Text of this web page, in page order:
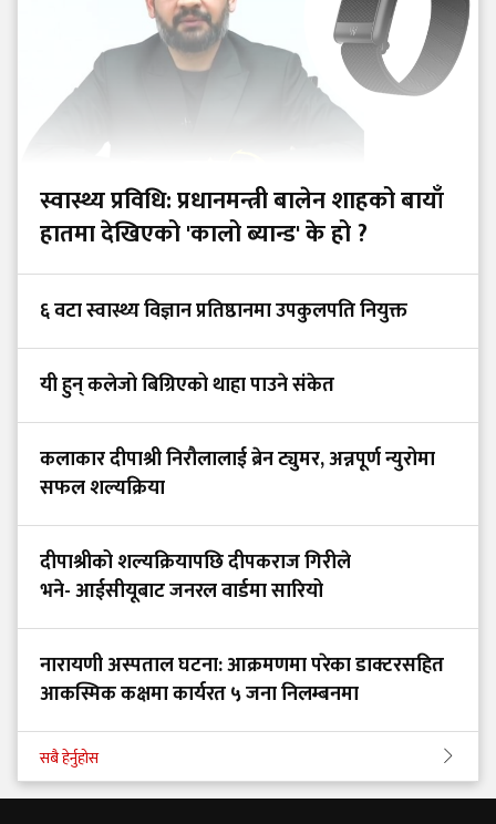
स्वास्थ्य प्रविधि: प्रधानमन्त्री बालेन शाहको बायाँ
हातमा देखिएको 'कालो ब्यान्ड' के हो ?
६ वटा स्वास्थ्य विज्ञान प्रतिष्ठानमा उपकुलपति नियुक्त
यी हुन् कलेजो बिग्रिएको थाहा पाउने संकेत
कलाकार दीपाश्री निरौलालाई ब्रेन ट्युमर, अन्नपूर्ण न्युरोमा
सफल शल्यक्रिया
दीपाश्रीको शल्यक्रियापछि दीपकराज गिरीले
भने- आईसीयूबाट जनरल वार्डमा सारियो
नारायणी अस्पताल घटना: आक्रमणमा परेका डाक्टरसहित
आकस्मिक कक्षमा कार्यरत ५ जना निलम्बनमा
सबै हेर्नुहोस